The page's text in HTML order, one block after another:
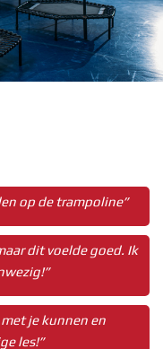
op de trampoline”
dit voelde goed. Ik
je kunnen en
les!”